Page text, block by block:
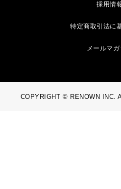
採用情
特定商取引法に
メールマガ
COPYRIGHT © RENOWN INC.